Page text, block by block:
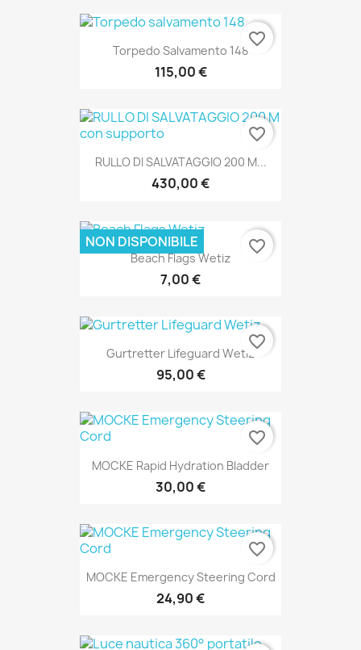
Torpedo Salvamento 148
115,00 €
favorite_border
RULLO DI SALVATAGGIO 200 M...
430,00 €
favorite_border
Beach Flags Wetiz
7,00 €
NON DISPONIBILE favorite_border
Gurtretter Lifeguard Wetiz
95,00 €
favorite_border
MOCKE Rapid Hydration Bladder
30,00 €
favorite_border
MOCKE Emergency Steering Cord
24,90 €
favorite_border